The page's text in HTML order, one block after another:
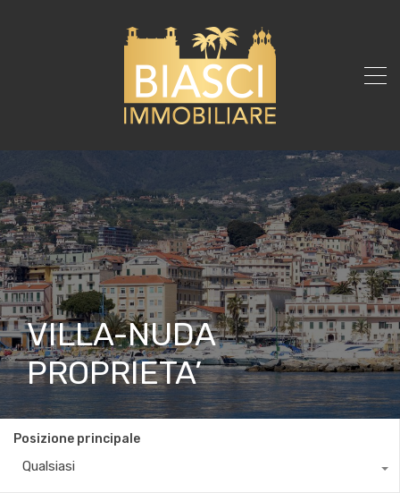
VILLA-NUDA
PROPRIETA’
Posizione principale
Qualsiasi